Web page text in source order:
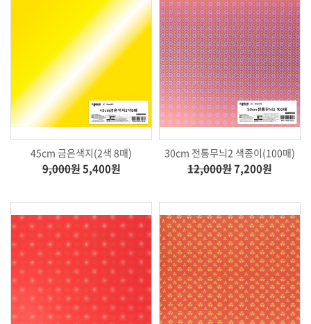
45cm 금은색지(2색 8매)
9,000원5,400원
30cm 전통무늬2 색종이(100매)
12,000원7,200원